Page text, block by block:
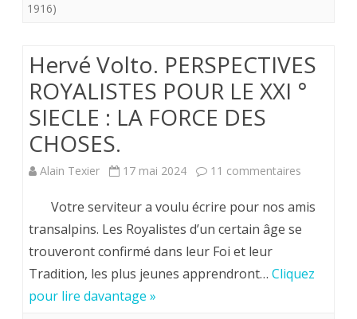
1916)
Hervé Volto. PERSPECTIVES
ROYALISTES POUR LE XXI °
SIECLE : LA FORCE DES
CHOSES.
Alain Texier 17 mai 2024 11 commentaires
Volto.
Votre serviteur a voulu écrire pour nos amis
transalpins. Les Royalistes d’un certain âge se
trouveront confirmé dans leur Foi et leur
Tradition, les plus jeunes apprendront… Cliquez
pour lire davantage »